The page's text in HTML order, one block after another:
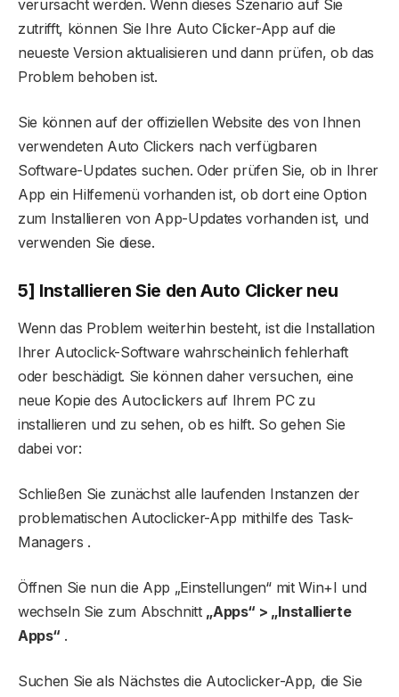
verursacht werden. Wenn dieses Szenario auf Sie
zutrifft, können Sie Ihre Auto Clicker-App auf die
neueste Version aktualisieren und dann prüfen, ob das
Problem behoben ist.
Sie können auf der offiziellen Website des von Ihnen
verwendeten Auto Clickers nach verfügbaren
Software-Updates suchen. Oder prüfen Sie, ob in Ihrer
App ein Hilfemenü vorhanden ist, ob dort eine Option
zum Installieren von App-Updates vorhanden ist, und
verwenden Sie diese.
5] Installieren Sie den Auto Clicker neu
Wenn das Problem weiterhin besteht, ist die Installation
Ihrer Autoclick-Software wahrscheinlich fehlerhaft
oder beschädigt. Sie können daher versuchen, eine
neue Kopie des Autoclickers auf Ihrem PC zu
installieren und zu sehen, ob es hilft. So gehen Sie
dabei vor:
Schließen Sie zunächst alle laufenden Instanzen der
problematischen Autoclicker-App mithilfe des Task-
Managers .
Öffnen Sie nun die App „Einstellungen“ mit Win+I und
wechseln Sie zum Abschnitt „Apps“ > „Installierte
Apps“ .
Suchen Sie als Nächstes die Autoclicker-App, die Sie